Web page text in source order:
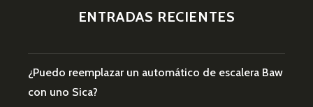
ENTRADAS RECIENTES
¿Puedo reemplazar un automático de escalera Baw
con uno Sica?